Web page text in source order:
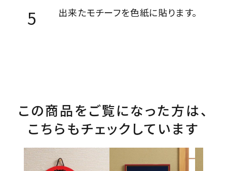
出来たモチーフを色紙に貼ります。
この商品をご覧になった方は、
こちらもチェックしています